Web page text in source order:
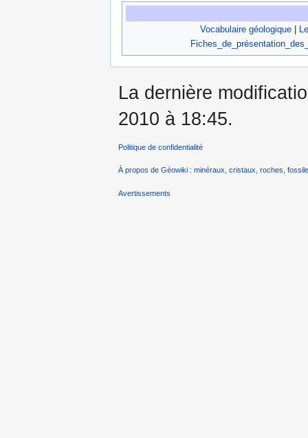
Vocabulaire géologique
La dernière
2010 à 18:45.
Politique de confidentialité
À propos de Géowiki : minéraux, cristaux, roches,
Avertissements